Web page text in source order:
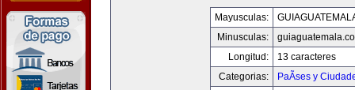
Mayusculas:
Minusculas:
Longitud:
13 caracteres
Categorias:
PaÃ­ses y